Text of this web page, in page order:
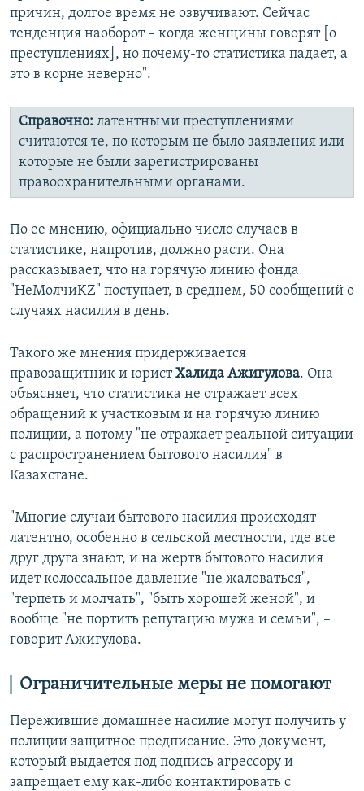
причин, долгое время не озвучивают. Сейчас
тенденция наоборот – когда женщины говорят [о
преступлениях], но почему-то статистика падает, а
это в корне неверно".
Справочно: латентными преступлениями
считаются те, по которым не было заявления или
которые не были зарегистрированы
правоохранительными органами.
По ее мнению, официально число случаев в
статистике, напротив, должно расти. Она
рассказывает, что на горячую линию фонда
"НеМолчиKZ" поступает, в среднем, 50 сообщений о
случаях насилия в день.
Такого же мнения придерживается
правозащитник и юристХалида Ажигулова. Она
объясняет, что статистика не отражает всех
обращений к участковым и на горячую линию
полиции, а потому "не отражает реальной ситуации
с распространением бытового насилия" в
Казахстане.
"Многие случаи бытового насилия происходят
латентно, особенно в сельской местности, где все
друг друга знают, и на жертв бытового насилия
идет колоссальное давление "не жаловаться",
"терпеть и молчать", "быть хорошей женой", и
вообще "не портить репутацию мужа и семьи", –
говорит Ажигулова.
Ограничительные меры не помогают
Пережившие домашнее насилие могут получить у
полиции защитное предписание. Это документ,
который выдается под подпись агрессору и
запрещает ему как-либо контактировать с